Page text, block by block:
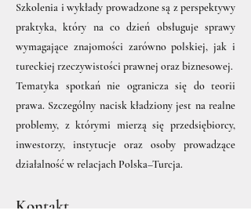
Szkolenia i wykłady prowadzone są z perspektywy
praktyka, który na co dzień obsługuje sprawy
wymagające znajomości zarówno polskiej, jak i
tureckiej rzeczywistości prawnej oraz biznesowej.
Tematyka spotkań nie ogranicza się do teorii
prawa. Szczególny nacisk kładziony jest na realne
problemy, z którymi mierzą się przedsiębiorcy,
inwestorzy, instytucje oraz osoby prowadzące
działalność w relacjach Polska–Turcja.
Kontakt